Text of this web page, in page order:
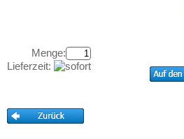
Dominikanische Republik
El Salvador
Falkland Inseln
Kataloge
Aufbewahrung
Ihre Bewertungen
Menge:
Lieferzeit: